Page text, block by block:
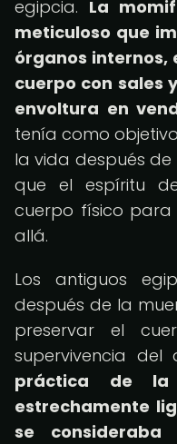
egipcia. La
meticuloso que
órganos
cuerpo con sales
envoltura en
tenía como
la vida después
que el espíritu
cuerpo físico
allá.
Los antiguos
después de la
preservar el
supervivencia
práctica de la
estrechamente
se